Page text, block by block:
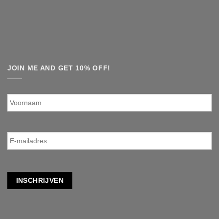
JOIN ME AND GET 10% OFF!
Voornaam
E-
mailadres *
INSCHRIJVEN